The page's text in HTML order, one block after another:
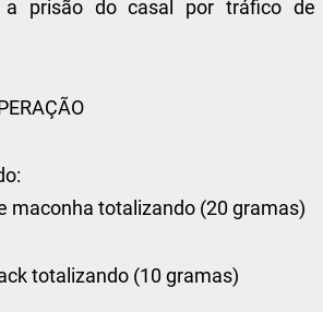
a prisão do casal por tráfico de
maconha totalizando (20 gramas)
totalizando (10 gramas)